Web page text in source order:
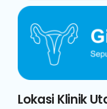
Lokasi Klinik